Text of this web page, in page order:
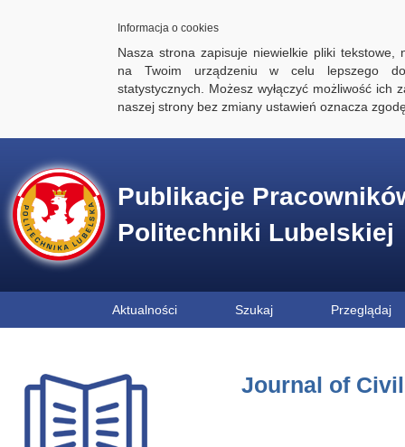
Informacja o cookies
Nasza strona zapisuje niewielkie pliki tekstowe,
na Twoim urządzeniu w celu lepszego
statystycznych. Możesz wyłączyć możliwość ich
naszej strony bez zmiany ustawień oznacza
Publikacje
Politechniki Lubelskiej
Aktualności Szukaj Przeglądaj
Journal of